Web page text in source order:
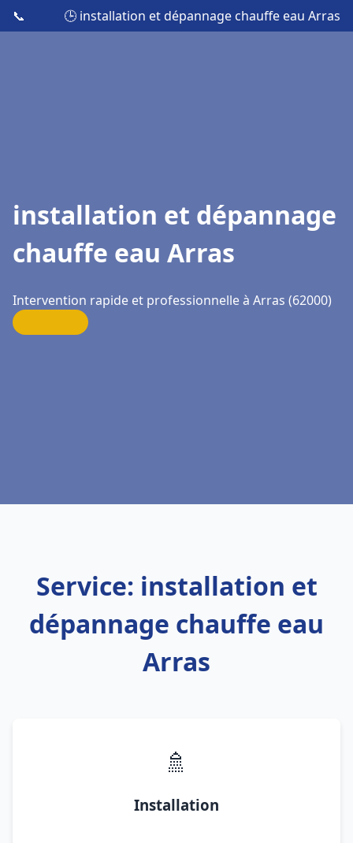
📞 🕒 installation et dépannage chauffe eau Arras
installation et dépannage
chauffe eau Arras
Intervention rapide et professionnelle à Arras (62000)
Service: installation et
dépannage chauffe eau
Arras
🚿
Installation